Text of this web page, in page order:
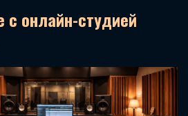
с онлайн-студией